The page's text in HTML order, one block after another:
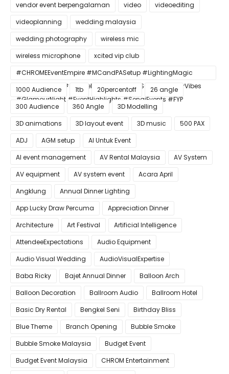
vendor event berpengalaman
video
videoediting
videoplanning
wedding malaysia
wedding photography
wireless mic
wireless microphone
xcited vip club
#CHROMEEventEmpire #MCandPASetup #LightingMagic
#ConfettiBlast #SmokeEffect #ProEventSetup #DinnerVibes
#GlamourNight #EventHighlights #SenaiEvents #FYP
1000 Audience 1tb 20percentoff
26 angle
300 Audience
360 Angle
3D Modelling
3D animations
3D layout event 3D music
500 PAX
ADJ
AGM setup
AI Untuk Event
AI event management
AV Rental Malaysia
AV System
AV equipment
AV system event
Acara April
Angklung
Annual Dinner Lighting
App Lucky Draw Percuma
Appreciation Dinner
Architecture
Art Festival
Artificial Intelligence
AttendeeExpectations
Audio Equipment
Audio Visual Wedding
AudioVisualExpertise
Baba Ricky
Bajet Annual Dinner
Balloon Arch
Balloon Decoration
Ballroom Audio
Ballroom Hotel
Basic Dry Rental
Bengkel Seni
Birthday Bliss
Blue Theme
Branch Opening
Bubble Smoke
Bubble Smoke Malaysia
Budget Event
Budget Event Malaysia
CHROM Entertainment